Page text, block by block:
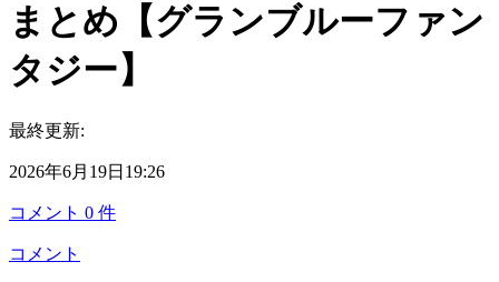
まとめ【グランブルーファン
タジー】
最終更新:
2026年6月19日19:26
コメント 0 件
コメント